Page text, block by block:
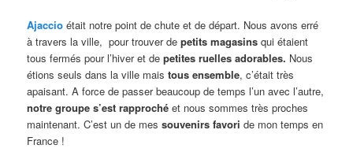
Ajaccio était notre point de chute et de départ. Nous avons erré
à travers la ville, pour trouver depetits magasins qui étaient
tous fermés pour l’hiver et depetites ruelles adorables. Nous
étions seuls dans la ville maistous ensemble, c’était très
apaisant. A force de passer beaucoup de temps l’un avec l’autre,
notre groupe s’est rapproché et nous sommes très proches
maintenant. C’est un de messouvenirs favori de mon temps en
France !